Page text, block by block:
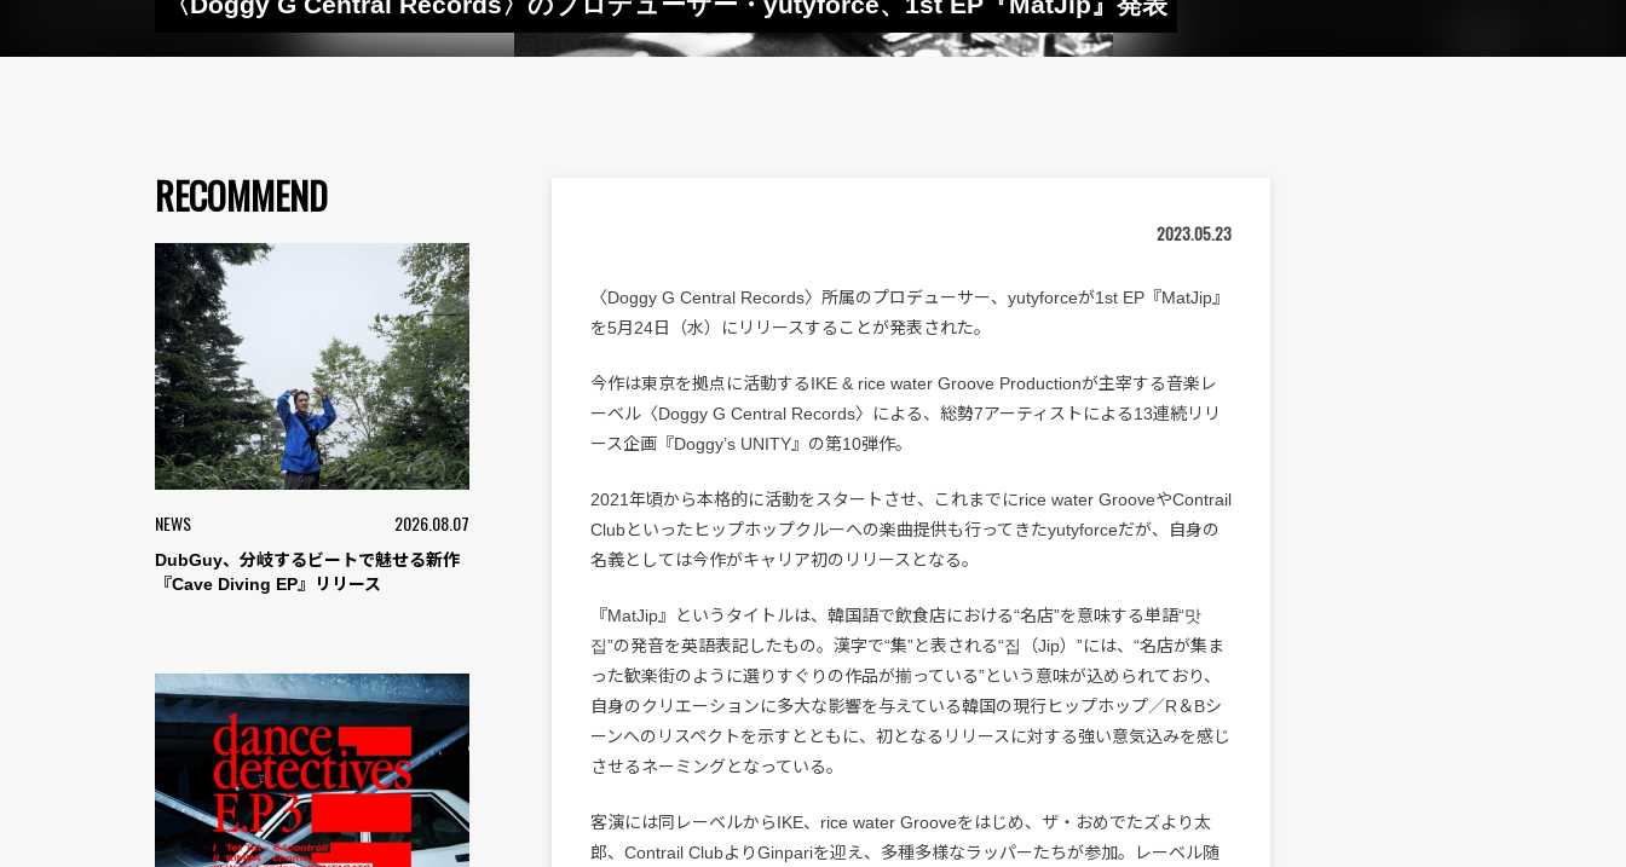
RECOMMEND
NEWS 2026.08.07
DubGuy、分岐するビートで魅せる新作
『Cave Diving EP』リリース
2023.05.23
〈Doggy G Central Records〉所属のプロデューサー、yutyforceが1st EP『MatJip』
を5月24日（水）にリリースすることが発表された。
今作は東京を拠点に活動するIKE & rice water Groove Productionが主宰する音楽レ
ーベル〈Doggy G Central Records〉による、総勢7アーティストによる13連続リリ
ース企画『Doggy’s UNITY』の第10弾作。
2021年頃から本格的に活動をスタートさせ、これまでにrice water GrooveやContrail
Clubといったヒップホップクルーへの楽曲提供も行ってきたyutyforceだが、自身の
名義としては今作がキャリア初のリリースとなる。
『MatJip』というタイトルは、韓国語で飲食店における“名店”を意味する単語“맛
집”の発音を英語表記したもの。漢字で“集”と表される“집（Jip）”には、“名店が集ま
った歓楽街のように選りすぐりの作品が揃っている”という意味が込められており、
自身のクリエーションに多大な影響を与えている韓国の現行ヒップホップ／R＆Bシ
ーンへのリスペクトを示すとともに、初となるリリースに対する強い意気込みを感じ
させるネーミングとなっている。
客演には同レーベルからIKE、rice water Grooveをはじめ、ザ・おめでたズより太
郎、Contrail ClubよりGinpariを迎え、多種多様なラッパーたちが参加。レーベル随